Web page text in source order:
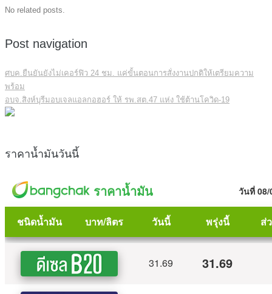
No related posts.
Post navigation
ศบค.ยืนยันยังไม่เคอร์ฟิว 24 ชม. แค่ขั้นตอนการสั่งงานปกติให้เตรียมความ
พร้อม
อบจ.สิงห์บุรีมอบเจลแอลกอฮอร์ ให้ รพ.สต.47 แห่ง ใช้ต้านโควิด-19
ราคาน้ำมันวันนี้